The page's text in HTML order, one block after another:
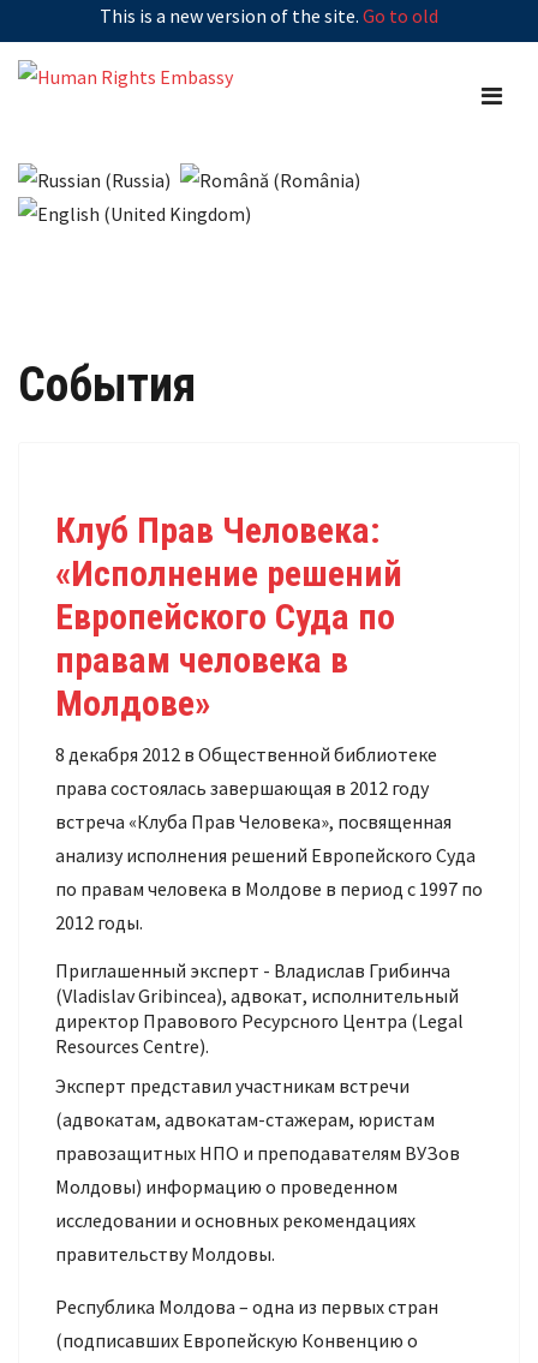
This is a new version of the site. Go to old
События
Клуб Прав Человека:
«Исполнение решений
Европейского Суда по
правам человека в
Молдове»
8 декабря 2012 в Общественной библиотеке
права состоялась завершающая в 2012 году
встреча «Клуба Прав Человека», посвященная
анализу исполнения решений Европейского Суда
по правам человека в Молдове в период с 1997 по
2012 годы.
Приглашенный эксперт - Владислав Грибинча
(Vladislav Gribincea), адвокат, исполнительный
директор Правового Ресурсного Центра (Legal
Resources Centre).
Эксперт представил участникам встречи
(адвокатам, адвокатам-стажерам, юристам
правозащитных НПО и преподавателям ВУЗов
Молдовы) информацию о проведенном
исследовании и основных рекомендациях
правительству Молдовы.
Республика Молдова – одна из первых стран
(подписавших Европейскую Конвенцию о